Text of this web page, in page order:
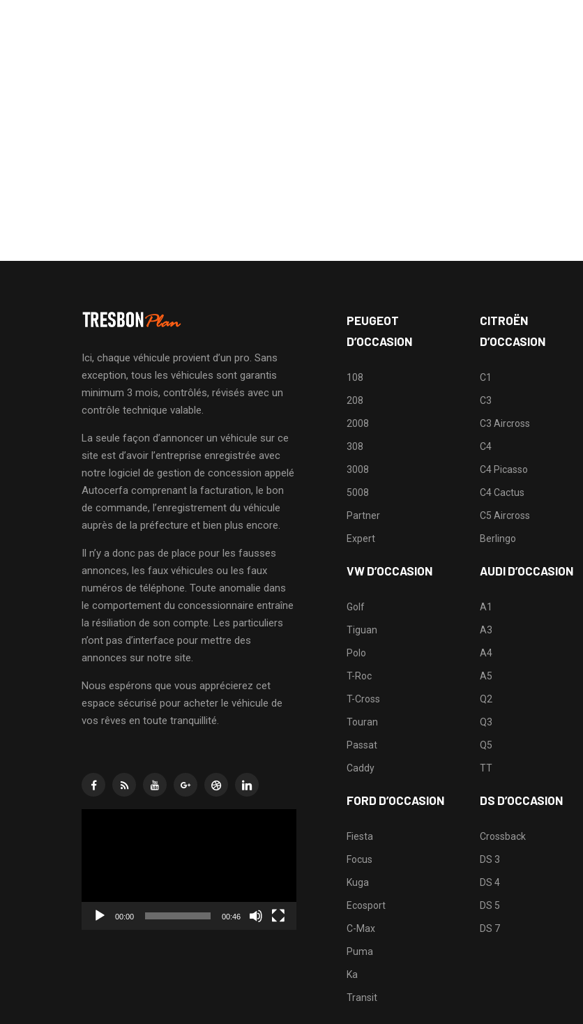
Ici, chaque véhicule provient d’un pro. Sans
exception, tous les véhicules sont garantis
minimum 3 mois, contrôlés, révisés avec un
contrôle technique valable.
La seule façon d’annoncer un véhicule sur ce
site est d’avoir l’entreprise enregistrée avec
notre logiciel de gestion de concession appelé
Autocerfa comprenant la facturation, le bon
de commande, l’enregistrement du véhicule
auprès de la préfecture et bien plus encore.
Il n’y a donc pas de place pour les fausses
annonces, les faux véhicules ou les faux
numéros de téléphone. Toute anomalie dans
le comportement du concessionnaire entraîne
la résiliation de son compte. Les particuliers
n’ont pas d’interface pour mettre des
annonces sur notre site.
Nous espérons que vous apprécierez cet
espace sécurisé pour acheter le véhicule de
vos rêves en toute tranquillité.
00:00 00:46
PEUGEOT
D’OCCASION
108
208
2008
308
3008
5008
Partner
Expert
VW D’OCCASION
Golf
Tiguan
Polo
T-Roc
T-Cross
Touran
Passat
Caddy
FORD D’OCCASION
Fiesta
Focus
Kuga
Ecosport
C-Max
Puma
Ka
Transit
CITROËN
D’OCCASION
C1
C3
C3 Aircross
C4
C4 Picasso
C4 Cactus
C5 Aircross
Berlingo
AUDI D’OCCASION
A1
A3
A4
A5
Q2
Q3
Q5
TT
DS D’OCCASION
Crossback
DS 3
DS 4
DS 5
DS 7